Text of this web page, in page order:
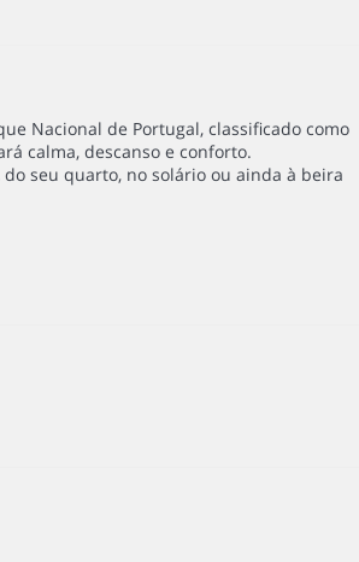
Nacional de Portugal, classificado como
calma, descanso e conforto.
seu quarto, no solário ou ainda à beira